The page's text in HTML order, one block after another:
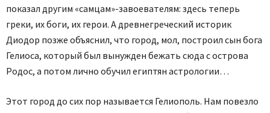
показал другим «самцам»-завоевателям: здесь теперь
греки, их боги, их герои. А древнегреческий историк
Диодор позже объяснил, что город, мол, построил сын бога
Гелиоса, который был вынужден бежать сюда с острова
Родос, а потом лично обучил египтян астрологии…
Этот город до сих пор называется Гелиополь. Нам повезло